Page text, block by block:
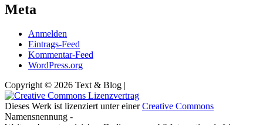
Meta
Anmelden
Eintrags-Feed
Kommentar-Feed
WordPress.org
Copyright © 2026 Text & Blog |
Dieses Werk ist lizenziert unter einerCreative Commons
Namensnennung -